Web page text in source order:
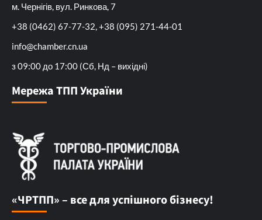
м. Чернігів, вул. Ринкова, 7
+38 (0462) 67-77-32, +38 (095) 271-44-01
info@chamber.cn.ua
з 09:00 до 17:00 (Сб, Нд – вихідні)
Мережа ТПП України
«ЧРТПП» – все для успішного бізнесу!